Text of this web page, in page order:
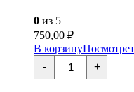
0 из 5
750,00 ₽
В корзину
-
Количество
товара
Харумаки
+